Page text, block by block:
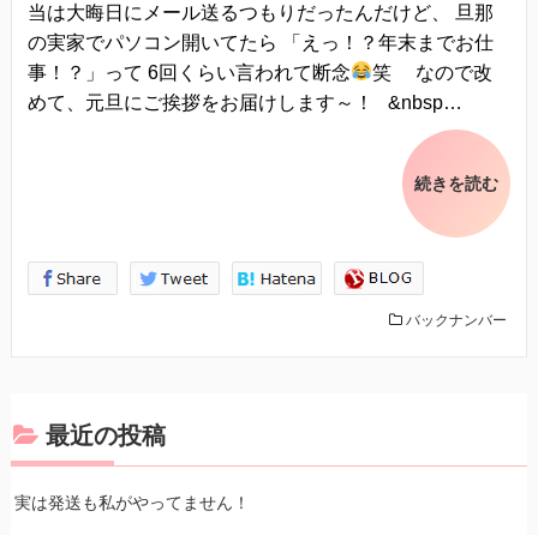
当は大晦日にメール送るつもりだったんだけど、 旦那
の実家でパソコン開いてたら 「えっ！？年末までお仕
事！？」って 6回くらい言われて断念
笑 なので改
めて、元旦にご挨拶をお届けします～！ &nbsp…
続きを読む
バックナンバー
最近の投稿
実は発送も私がやってません！